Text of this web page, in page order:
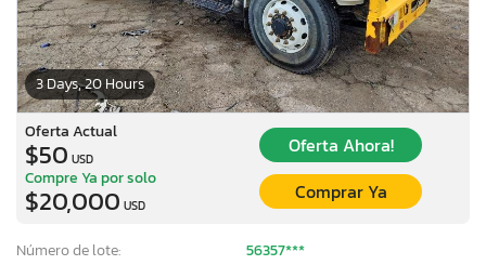
3 Days, 20 Hours
Oferta Actual
$50 USD
Oferta Ahora!
Compre Ya por solo
$20,000 USD
Comprar Ya
Número de lote:
56357***